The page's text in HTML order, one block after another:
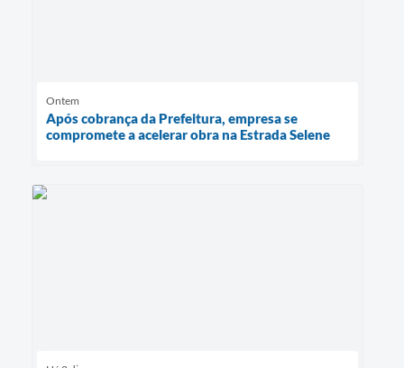
Ontem
Após cobrança da Prefeitura, empresa se
compromete a acelerar obra na Estrada Selene